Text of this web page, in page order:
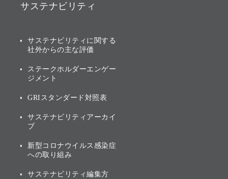
ソフトバンクグループの歩
[AI] What dreams are made
その他
グループ企業一覧
IRカレンダー
業績・財務
アニュアルレポート
株主・投資家情報（IR）に
サステナビリティ
トップメッセージ
サステナビリティの考え方
ガバナンス
投資先のサステナビリティ
サステナビリティに関する
社外からの主な評価
ステークホルダーエンゲー
ジメント
GRIスタンダード対照表
サステナビリティアーカイ
ブ
新型コロナウイルス感染症
への取り組み
サステナビリティ編集方